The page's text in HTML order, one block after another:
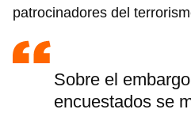
patrocinadores del
Sobre el
encuestados se